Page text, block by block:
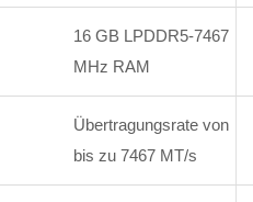
16 GB LPDDR5-7467
MHz RAM
Übertragungsrate von
bis zu 7467 MT/s